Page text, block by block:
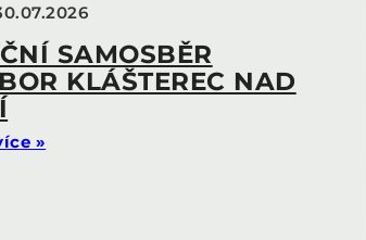
SAMOSBĚR
KLÁŠTEREC NAD
»